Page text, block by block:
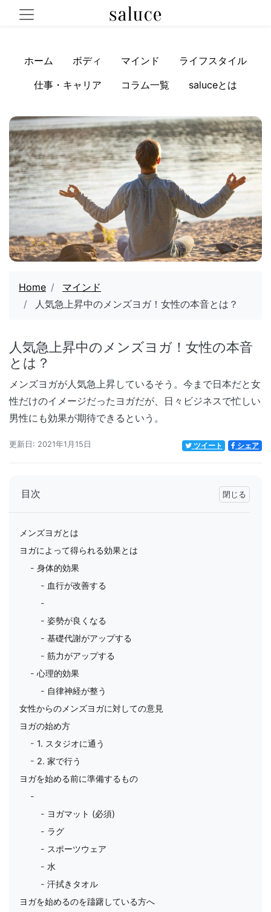
ホーム ボディ マインド
ライフスタイル
仕事・キャリア
コラム一覧 saluceとは
Home
マインド
人気急上昇中のメンズヨガ！女性の本音とは？
人気急上昇中のメンズヨガ！女性の本音
とは？
メンズヨガが人気急上昇しているそう。今まで日本だと女
性だけのイメージだったヨガだが、日々ビジネスで忙しい
男性にも効果が期待できるという。
更新日: 2021年1月15日 ツイート シェア
目次
メンズヨガとは
ヨガによって得られる効果とは
身体的効果
血行が改善する
姿勢が良くなる
基礎代謝がアップする
筋力がアップする
心理的効果
自律神経が整う
女性からのメンズヨガに対しての意見
ヨガの始め方
1. スタジオに通う
2. 家で行う
ヨガを始める前に準備するもの
ヨガマット (必須)
ラグ
スポーツウェア
水
汗拭きタオル
ヨガを始めるのを躊躇している方へ